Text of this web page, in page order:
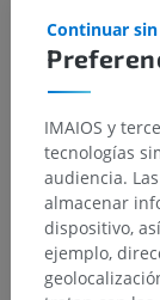
Continuar
IMAIOS y
tecnologías
audiencia.
almacenar
dispositivo,
ejemplo,